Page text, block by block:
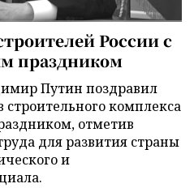
России с
праздником
Путин поздравил
строительного комплекса
отметив
для развития страны
и